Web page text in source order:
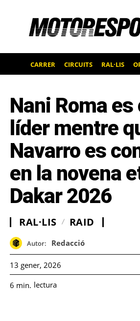
CARRER CIRCUITS RAL·LIS
Nani Roma es
líder mentre
Navarro es
en la novena
Dakar 2026
RAL·LIS RAID
Autor: Redacció
13 gener, 2026
6 min. lectura